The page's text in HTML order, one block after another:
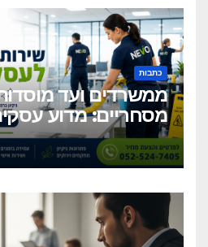
כתבות
ממשרדים ועד
מסחריים: מדוע
כיום שירותי ניקיון
וגמישים?